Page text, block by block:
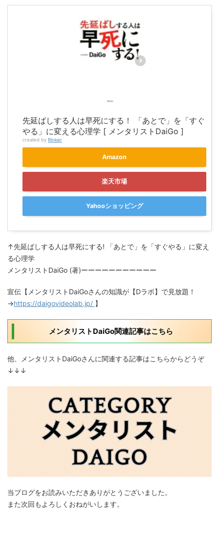
先延ばしする人は早死にする！ 「あとで」を「すぐ
やる」に変える心理学 [ メンタリストDaiGo ]
created by Rinker
Amazon
楽天市場
Yahooショッピング
↑先延ばしする人は早死にする! 「あとで」を「すぐやる」に変え
る心理学
メンタリストDaiGo (著)ーーーーーーーーーーー
宣伝【メンタリストDaiGoさんの知識が【Dラボ】で見放題！
→https://daigovideolab.jp/ 】
メンタリストDaiGo関連記事はこちら
他、メンタリストDaiGoさんに関連する記事はこちらからどうぞ
↓↓↓
当ブログをお読みいただきありがとうございました。
また次回もよろしくおねがいします。